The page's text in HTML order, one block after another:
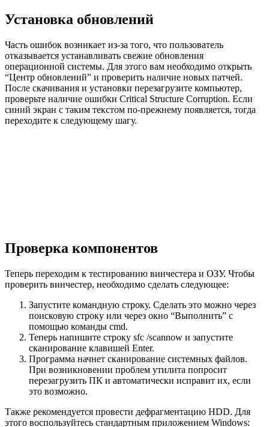
Установка обновлений
Часть ошибок возникает из-за того, что пользователь
отказывается устанавливать свежие обновления
операционной системы. Для этого вам необходимо открыть
“Центр обновлений” и проверить наличие новых патчей.
После скачивания и установки перезагрузите компьютер,
проверьте наличие ошибки Critical Structure Corruption. Если
синий экран с таким текстом по-прежнему появляется, тогда
переходите к следующему шагу.
Проверка компонентов
Теперь переходим к тестированию винчестера и ОЗУ. Чтобы
проверить винчестер, необходимо сделать следующее:
Запустите командную строку. Сделать это можно через
поисковую строку или через окно “Выполнить” с
помощью команды cmd.
Теперь напишите строку sfc /scannow и запустите
сканирование клавишей Enter.
Программа начнет сканирование системных файлов.
При возникновении проблем утилита попросит
перезагрузить ПК и автоматически исправит их, если
это возможно.
Также рекомендуется провести дефрагментацию HDD. Для
этого воспользуйтесь стандартным приложением Windows: